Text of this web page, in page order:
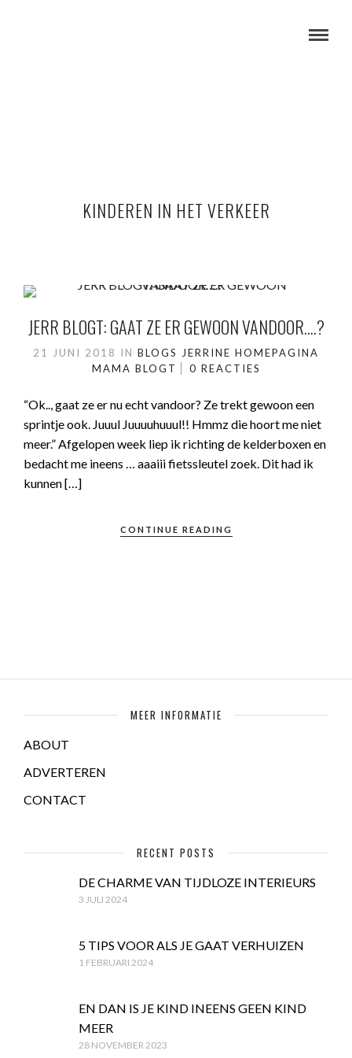
KINDEREN IN HET VERKEER
JERR BLOGT: GAAT ZE ER GEWOON VANDOOR….?
21 JUNI 2018 IN BLOGS JERRINE HOMEPAGINA
MAMA BLOGT
0 REACTIES
“Ok.., gaat ze er nu echt vandoor? Ze trekt gewoon een
sprintje ook. Juuul Juuuuhuuul!! Hmmz die hoort me niet
meer.” Afgelopen week liep ik richting de kelderboxen en
bedacht me ineens … aaaiii fietssleutel zoek. Dit had ik
kunnen […]
CONTINUE READING
MEER INFORMATIE
ABOUT
ADVERTEREN
CONTACT
RECENT POSTS
DE CHARME VAN TIJDLOZE INTERIEURS
3 JULI 2024
5 TIPS VOOR ALS JE GAAT VERHUIZEN
1 FEBRUARI 2024
EN DAN IS JE KIND INEENS GEEN KIND
MEER
28 NOVEMBER 2023